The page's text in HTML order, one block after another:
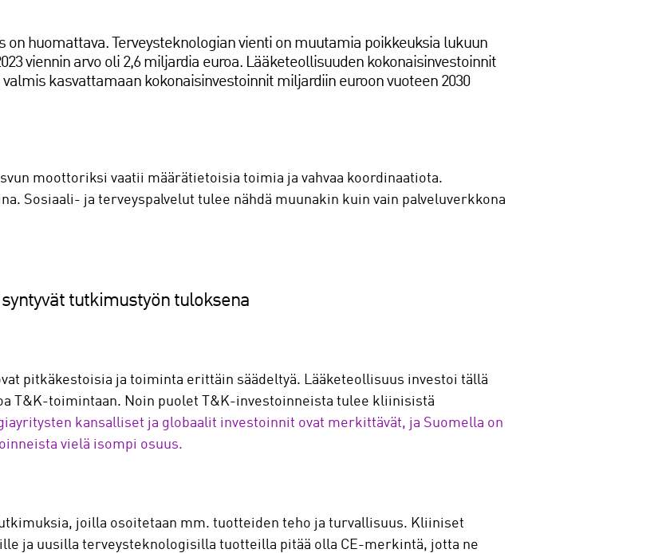
on huomattava. Terveysteknologian vienti on muutamia poikkeuksia lukuun
viennin arvo oli 2,6 miljardia euroa. Lääketeollisuuden kokonaisinvestoinnit
kasvattamaan kokonaisinvestoinnit miljardiin euroon vuoteen 2030
moottoriksi vaatii määrätietoisia toimia ja vahvaa koordinaatiota.
Sosiaali- ja terveyspalvelut tulee nähdä muunakin kuin vain palveluverkkona
tutkimustyön tuloksena
pitkäkestoisia ja toiminta erittäin säädeltyä. Lääketeollisuus investoi tällä
T&K-toimintaan. Noin puolet T&K-investoinneista tulee kliinisistä
kansalliset ja globaalit investoinnit ovat merkittävät, ja Suomella on
vielä isompi osuus.
joilla osoitetaan mm. tuotteiden teho ja turvallisuus. Kliiniset
ja uusilla terveysteknologisilla tuotteilla pitää olla CE-merkintä, jotta ne